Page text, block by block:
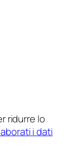
ridurre lo
i dati